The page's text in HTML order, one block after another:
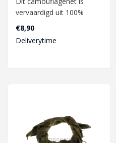
vervaardigd uit 100%
katoen en heeft een
afmeting van ca. 1..
€8,90
Deliverytime